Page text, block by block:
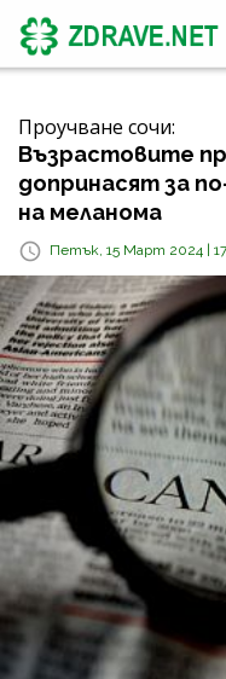
Проучване сочи:
Възрастовите
допринасят за
на меланома
Петък, 15 Март 2024 |